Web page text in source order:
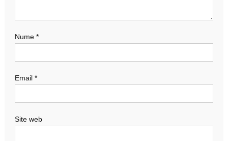
Nume *
Email *
Site web